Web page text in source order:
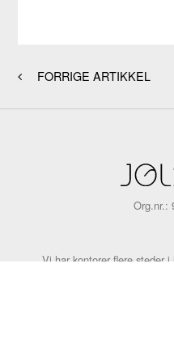
FORRIGE ARTIKKEL
Org.nr.:
Vi har kontorer flere steder